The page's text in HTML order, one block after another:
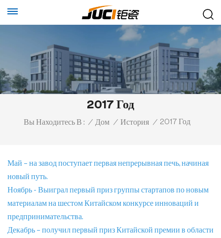
2017 Год
Вы Находитесь В : / Дом / История / 2017 Год
Май – на завод поступает первая непрерывная печь, начиная
новый путь.
Ноябрь - Выиграл первый приз группы стартапов по новым
материалам на шестом Китайском конкурсе инноваций и
предпринимательства.
Декабрь – получил первый приз Китайской премии в области